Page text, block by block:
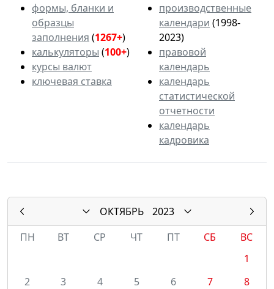
формы, бланки и
образцы
заполнения (1267+)
калькуляторы (100+)
курсы валют
ключевая ставка
производственные
календари (1998-
2023)
правовой
календарь
календарь
статистической
отчетности
календарь
кадровика
ОКТЯБРЬ
2023
ПН
ВТ СР ЧТ ПТ СБ
ВС
1
2
3 4 5 6 7
8